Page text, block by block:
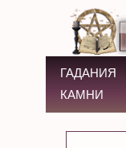
ГАДАНИЯ
КАМНИ